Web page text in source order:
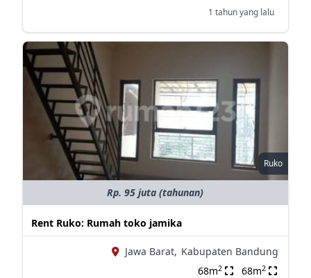
1 tahun yang lalu
Ruko
Rp. 95 juta (tahunan)
Rent Ruko: Rumah toko jamika
Jawa Barat, Kabupaten Bandung
68m2 68m2